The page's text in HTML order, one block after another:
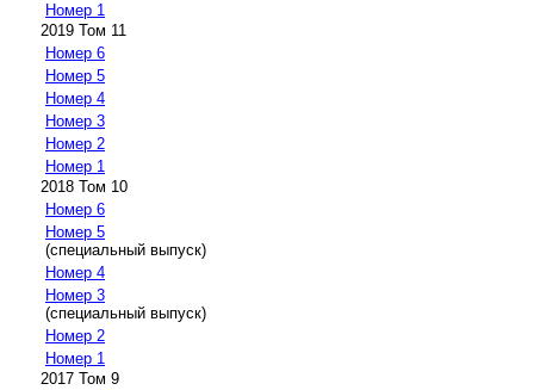
Номер 1
2019 Том 11
Номер 6
Номер 5
Номер 4
Номер 3
Номер 2
Номер 1
2018 Том 10
Номер 6
Номер 5
(специальный выпуск)
Номер 4
Номер 3
(специальный выпуск)
Номер 2
Номер 1
2017 Том 9